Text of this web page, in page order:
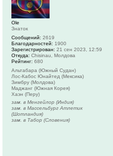
Ole
Знаток
Сообщений: 2619
Благодарностей: 1900
Зарегистрирован: 21 сен 2023, 12:59
Откуда: Chisinau, Молдова
Рейтинг: 680
Альтабара (Южный Судан)
Лос-Кабос Юнайтед (Мексика)
Зимбру (Молдова)
Маджанг (Южная Корея)
Хаэн (Перу)
зам. в Менгейлор (Индия)
зам. в Массельбург Атлетик
(Шотландия)
зам. в Табор (Словения)